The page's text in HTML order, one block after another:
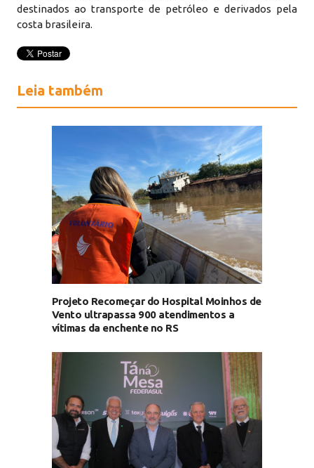
destinados ao transporte de petróleo e derivados pela
costa brasileira.
Leia também
Projeto Recomeçar do Hospital Moinhos de
Vento ultrapassa 900 atendimentos a
vítimas da enchente no RS